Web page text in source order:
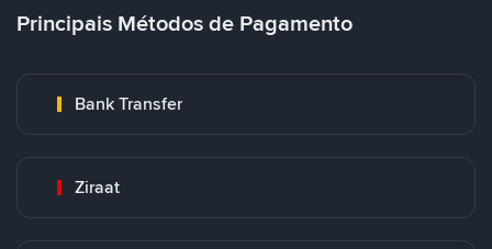
Principais Métodos de Pagamento
Bank Transfer
Ziraat